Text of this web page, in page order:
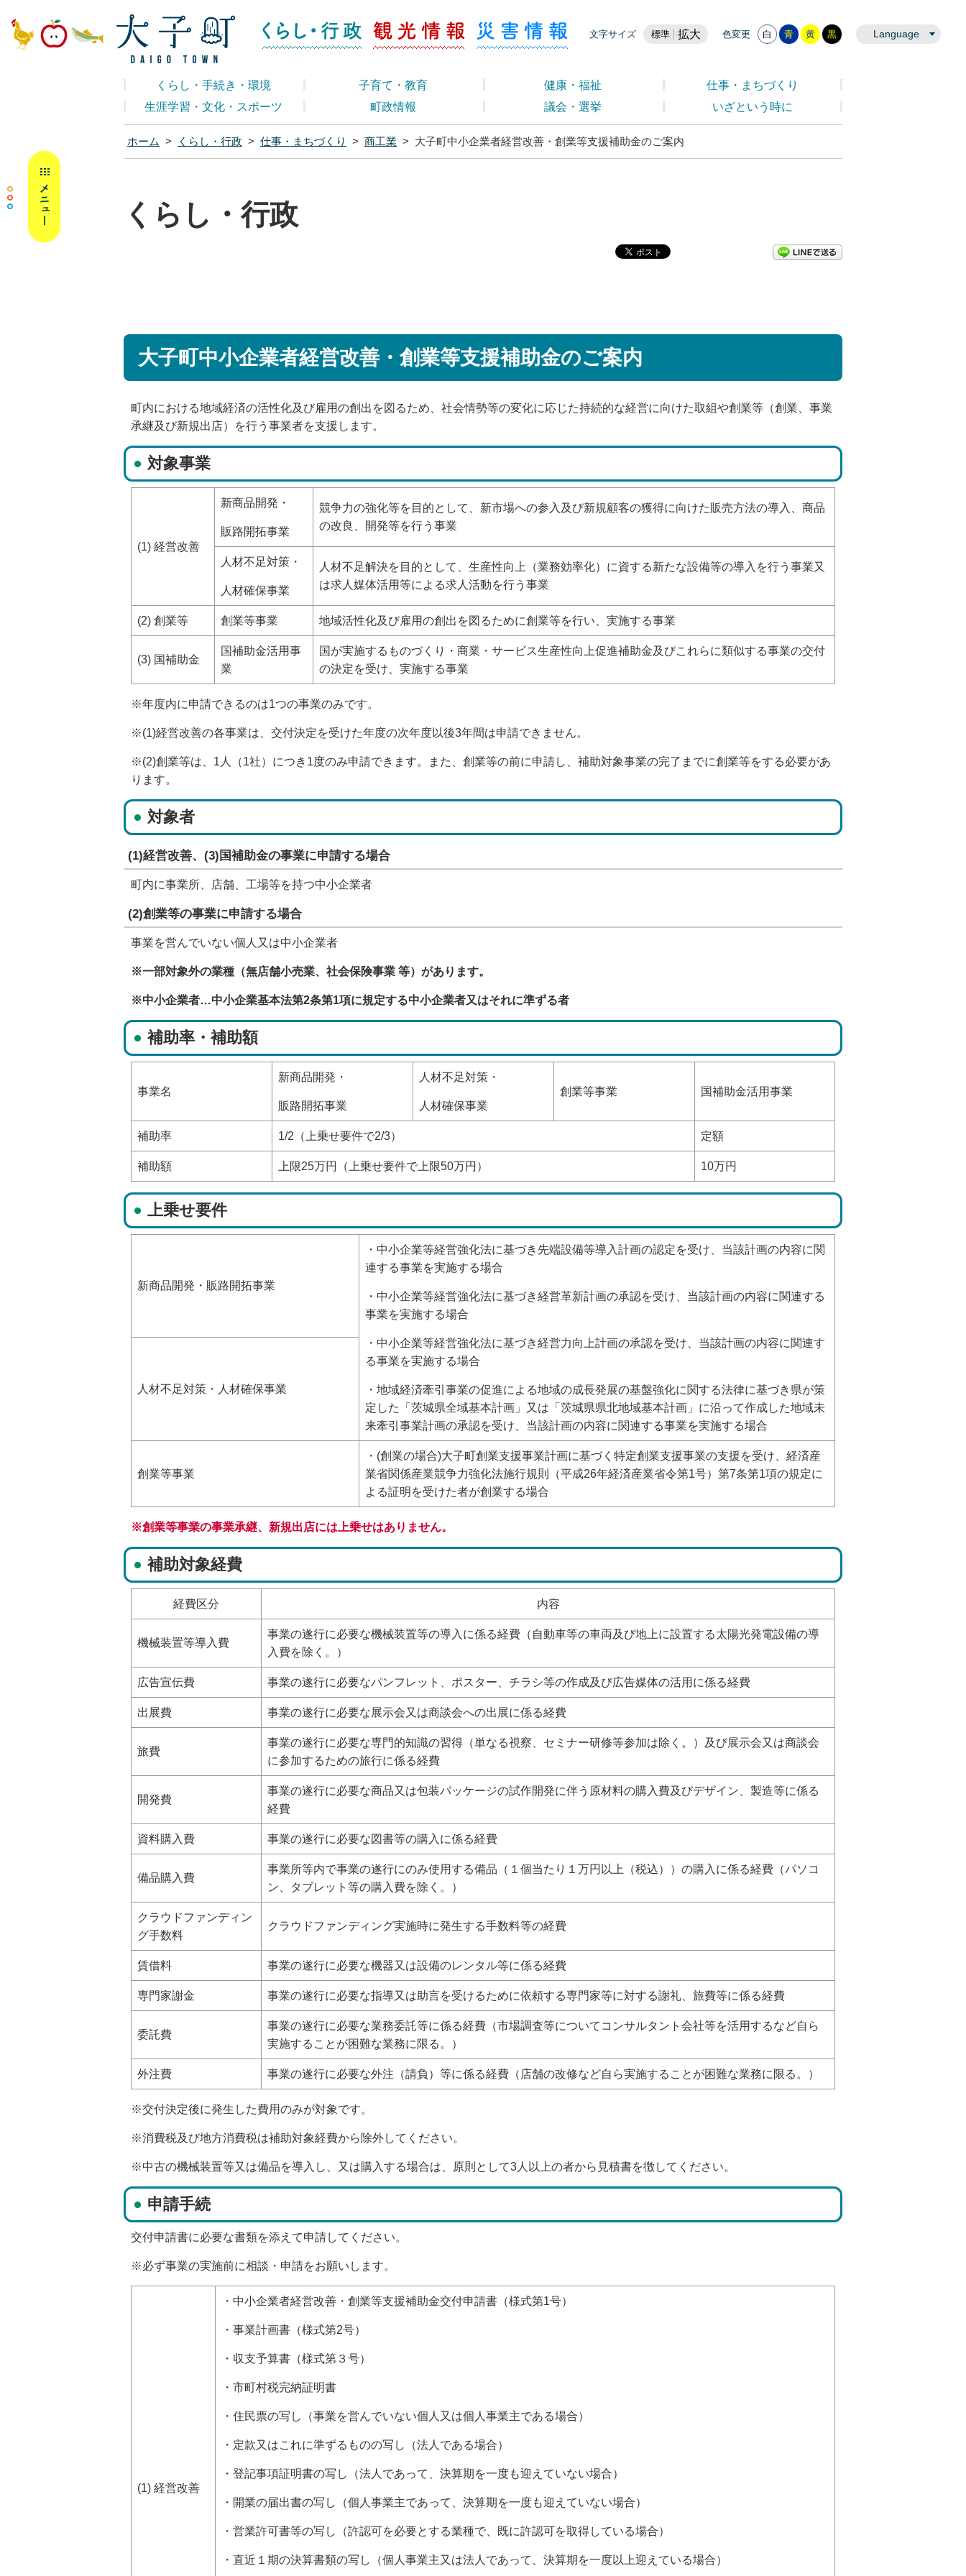
大子町ホームページ くらし・行政
文字サイズ 標準 拡大 色変更 白 青 黄 黒 Language
くらし・行政 観光情報 災害情報
くらし・手続き・環境 子育て・教育 健康・福祉
仕事・まちづくり
生涯学習・文化・スポーツ
町政情報 議会・選挙 いざという時に
ホーム > くらし・行政 > 仕事・まちづくり > 商工業 > 大子町中小企業者経営改善・創業等支援補助金のご案内
くらし・行政
大子町中小企業者経営改善・創業等支援補助金のご案内
町内における地域経済の活性化及び雇用の創出を図るため、社会情勢等の変化に応じた持続的な経営に向けた取組や創業等（創業、事業
承継及び新規出店）を行う事業者を支援します。
対象事業
(1) 経営改善
新商品開発・
販路開拓事業
競争力の強化等を目的として、新市場への参入及び新規顧客の獲得に向けた販売方法の導入、商品
の改良、開発等を行う事業
人材不足対策・
人材確保事業
人材不足解決を目的として、生産性向上（業務効率化）に資する新たな設備等の導入を行う事業又
は求人媒体活用等による求人活動を行う事業
(2) 創業等 創業等事業 地域活性化及び雇用の創出を図るために創業等を行い、実施する事業
(3) 国補助金
国補助金活用事
業
国が実施するものづくり・商業・サービス生産性向上促進補助金及びこれらに類似する事業の交付
の決定を受け、実施する事業
※年度内に申請できるのは1つの事業のみです。
※(1)経営改善の各事業は、交付決定を受けた年度の次年度以後3年間は申請できません。
※(2)創業等は、1人（1社）につき1度のみ申請できます。また、創業等の前に申請し、補助対象事業の完了までに創業等をする必要があ
ります。
対象者
(1)経営改善、(3)国補助金の事業に申請する場合
町内に事業所、店舗、工場等を持つ中小企業者
(2)創業等の事業に申請する場合
事業を営んでいない個人又は中小企業者
※一部対象外の業種（無店舗小売業、社会保険事業 等）があります。
※中小企業者…中小企業基本法第2条第1項に規定する中小企業者又はそれに準ずる者
補助率・補助額
事業名
新商品開発・
販路開拓事業
人材不足対策・
人材確保事業
創業等事業 国補助金活用事業
補助率 1/2（上乗せ要件で2/3） 定額
補助額 上限25万円（上乗せ要件で上限50万円） 10万円
上乗せ要件
新商品開発・販路開拓事業
・中小企業等経営強化法に基づき先端設備等導入計画の認定を受け、当該計画の内容に関
連する事業を実施する場合
・中小企業等経営強化法に基づき経営革新計画の承認を受け、当該計画の内容に関連する
事業を実施する場合
・中小企業等経営強化法に基づき経営力向上計画の承認を受け、当該計画の内容に関連す
る事業を実施する場合
・地域経済牽引事業の促進による地域の成長発展の基盤強化に関する法律に基づき県が策
定した「茨城県全域基本計画」又は「茨城県県北地域基本計画」に沿って作成した地域未
来牽引事業計画の承認を受け、当該計画の内容に関連する事業を実施する場合
人材不足対策・人材確保事業
創業等事業
・(創業の場合)大子町創業支援事業計画に基づく特定創業支援事業の支援を受け、経済産
業省関係産業競争力強化法施行規則（平成26年経済産業省令第1号）第7条第1項の規定に
よる証明を受けた者が創業する場合
※創業等事業の事業承継、新規出店には上乗せはありません。
補助対象経費
経費区分 内容
機械装置等導入費
事業の遂行に必要な機械装置等の導入に係る経費（自動車等の車両及び地上に設置する太陽光発電設備の導
入費を除く。）
広告宣伝費 事業の遂行に必要なパンフレット、ポスター、チラシ等の作成及び広告媒体の活用に係る経費
出展費 事業の遂行に必要な展示会又は商談会への出展に係る経費
旅費
事業の遂行に必要な専門的知識の習得（単なる視察、セミナー研修等参加は除く。）及び展示会又は商談会
に参加するための旅行に係る経費
開発費
事業の遂行に必要な商品又は包装パッケージの試作開発に伴う原材料の購入費及びデザイン、製造等に係る
経費
資料購入費 事業の遂行に必要な図書等の購入に係る経費
備品購入費
事業所等内で事業の遂行にのみ使用する備品（１個当たり１万円以上（税込））の購入に係る経費（パソコ
ン、タブレット等の購入費を除く。）
クラウドファンディン
グ手数料
クラウドファンディング実施時に発生する手数料等の経費
賃借料 事業の遂行に必要な機器又は設備のレンタル等に係る経費
専門家謝金 事業の遂行に必要な指導又は助言を受けるために依頼する専門家等に対する謝礼、旅費等に係る経費
委託費
事業の遂行に必要な業務委託等に係る経費（市場調査等についてコンサルタント会社等を活用するなど自ら
実施することが困難な業務に限る。）
外注費 事業の遂行に必要な外注（請負）等に係る経費（店舗の改修など自ら実施することが困難な業務に限る。）
※交付決定後に発生した費用のみが対象です。
※消費税及び地方消費税は補助対象経費から除外してください。
※中古の機械装置等又は備品を導入し、又は購入する場合は、原則として3人以上の者から見積書を徴してください。
申請手続
交付申請書に必要な書類を添えて申請してください。
※必ず事業の実施前に相談・申請をお願いします。
(1) 経営改善
・中小企業者経営改善・創業等支援補助金交付申請書（様式第1号）
・事業計画書（様式第2号）
・収支予算書（様式第３号）
・市町村税完納証明書
・住民票の写し（事業を営んでいない個人又は個人事業主である場合）
・定款又はこれに準ずるものの写し（法人である場合）
・登記事項証明書の写し（法人であって、決算期を一度も迎えていない場合）
・開業の届出書の写し（個人事業主であって、決算期を一度も迎えていない場合）
・営業許可書等の写し（許認可を必要とする業種で、既に許認可を取得している場合）
・直近１期の決算書類の写し（個人事業主又は法人であって、決算期を一度以上迎えている場合）